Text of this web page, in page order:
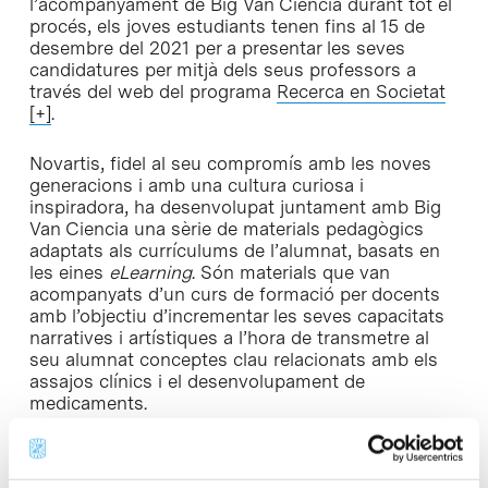
l’acompanyament de Big Van Ciencia durant tot el
procés, els joves estudiants tenen fins al 15 de
desembre del 2021 per a presentar les seves
candidatures per mitjà dels seus professors a
través del web del programa Recerca en Societat
[+].
Novartis, fidel al seu compromís amb les noves
generacions i amb una cultura curiosa i
inspiradora, ha desenvolupat juntament amb Big
Van Ciencia una sèrie de materials pedagògics
adaptats als currículums de l’alumnat, basats en
les eines eLearning. Són materials que van
acompanyats d’un curs de formació per docents
amb l’objectiu d’incrementar les seves capacitats
narratives i artístiques a l’hora de transmetre al
seu alumnat conceptes clau relacionats amb els
assajos clínics i el desenvolupament de
medicaments.
Un programa per commemorar el Dia